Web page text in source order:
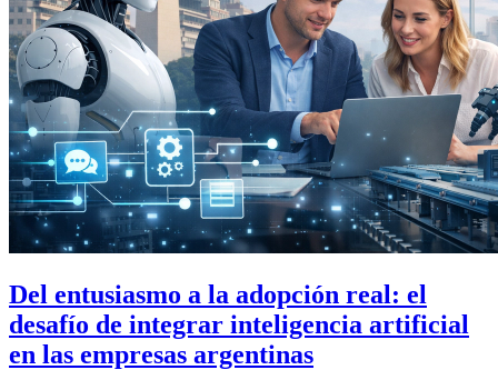
Del entusiasmo a la adopción real: el
desafío de integrar inteligencia artificial
en las empresas argentinas